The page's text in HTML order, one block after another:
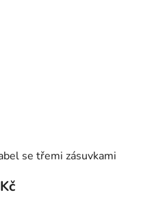
se třemi zásuvkami